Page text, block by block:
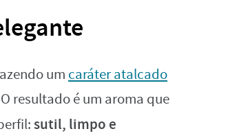
um caráter atalcado
resultado é um aroma que
sutil, limpo e